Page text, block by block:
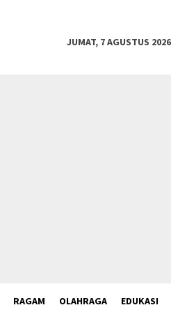
JUMAT, 7 AGUSTUS 2026
RAGAM OLAHRAGA EDUKASI